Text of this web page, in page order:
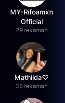
MY-Rifoamxn
Official
29 rekaman
Mathilda♡︎
35 rekaman